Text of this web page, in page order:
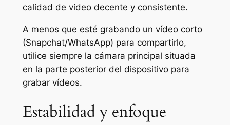
calidad de video decente y consistente.
A menos que esté grabando un vídeo corto
(Snapchat/WhatsApp) para compartirlo,
utilice siempre la cámara principal situada
en la parte posterior del dispositivo para
grabar vídeos.
Estabilidad y enfoque